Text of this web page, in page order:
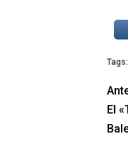
Tags:
El